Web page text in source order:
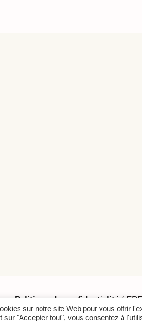
Politique de confidentialité /
sur notre site Web pour vous offrir
sur "Accepter tout", vous consentez à